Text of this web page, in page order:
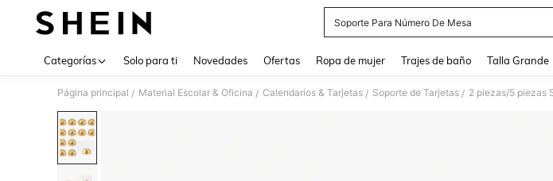
Soporte Para Número De Mesa
Categorías Solo para ti Novedades Ofertas Ropa de mujer Trajes de baño Talla Grande
Página principal / Material Escolar & Oficina / Calendarios & Tarjetas / Soporte de Tarjetas /